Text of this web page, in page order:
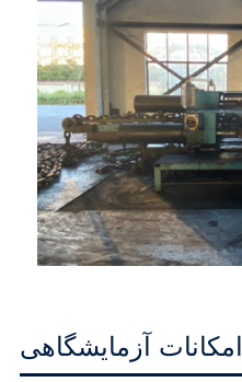
امکانات آزمایشگاهی